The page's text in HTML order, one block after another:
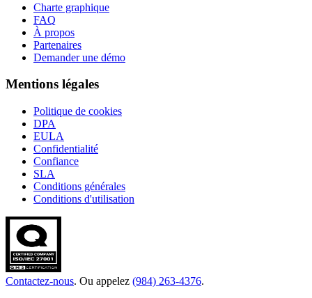
Charte graphique
FAQ
À propos
Partenaires
Demander une démo
Mentions légales
Politique de cookies
DPA
EULA
Confidentialité
Confiance
SLA
Conditions générales
Conditions d'utilisation
Contactez-nous. Ou appelez (984) 263-4376.